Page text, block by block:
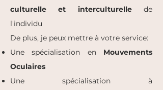
culturelle et interculturellede
l'individu
De plus, je peux mettre à votre service:​
Une spécialisation enMouvements
Oculaires
Une spécialisation à